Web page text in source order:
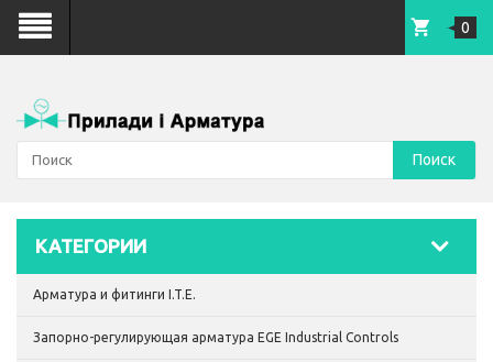
Поиск
0
КАТЕГОРИИ
Арматура и фитинги I.T.E.
Запорно-регулирующая арматура EGE Industrial Controls